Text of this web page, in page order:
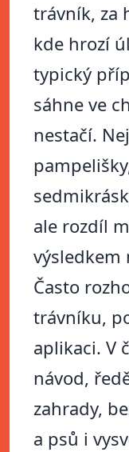
trávník, za
kde hrozí
typický
sáhne ve
nestačí.
ale rozdíl
výsledkem
Často
trávníku,
aplikaci. V
návod,
zahrady,
a psů i